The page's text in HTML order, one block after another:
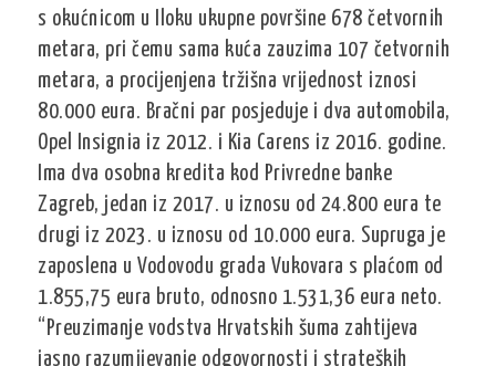
s okućnicom u Iloku ukupne površine 678 četvornih
metara, pri čemu sama kuća zauzima 107 četvornih
metara, a procijenjena tržišna vrijednost iznosi
80.000 eura. Bračni par posjeduje i dva automobila,
Opel Insignia iz 2012. i Kia Carens iz 2016. godine.
Ima dva osobna kredita kod Privredne banke
Zagreb, jedan iz 2017. u iznosu od 24.800 eura te
drugi iz 2023. u iznosu od 10.000 eura. Supruga je
zaposlena u Vodovodu grada Vukovara s plaćom od
1.855,75 eura bruto, odnosno 1.531,36 eura neto.
“Preuzimanje vodstva Hrvatskih šuma zahtijeva
jasno razumijevanje odgovornosti i strateških